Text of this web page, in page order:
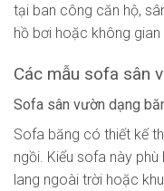
tại ban công căn hộ,
hồ bơi hoặc không
Các mẫu sofa sân
Sofa sân vườn dạng
Sofa băng có thiết kế
ngồi. Kiểu sofa này
lang ngoài trời hoặc